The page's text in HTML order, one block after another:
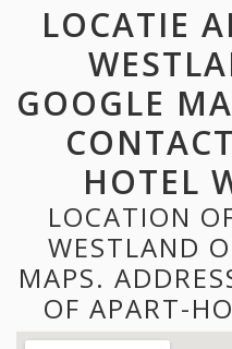
LOCATIE
GOOGLE
HOTEL
LOCATION
WESTLAND
MAPS.
OF APART-